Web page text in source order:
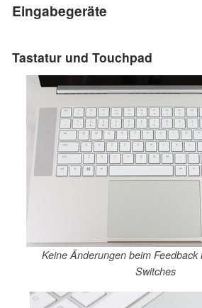
Eingabegeräte
Tastatur und Touchpad
Keine Änderungen beim
Switches